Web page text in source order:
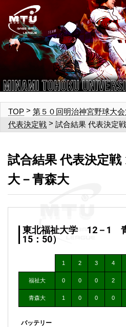
TOP > 第５０回明治神宮野球大
代表決定戦 > 試合結果 代表決定
試合結果 代表決定
大－青森大
東北福祉大学 12－1
15：50）
1 2 3 4
福祉大 0 0 0 2
青森大 1 0 0 0
バッテリー